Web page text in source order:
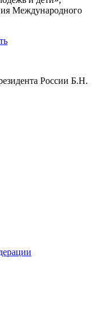
Международного
России Б.Н.